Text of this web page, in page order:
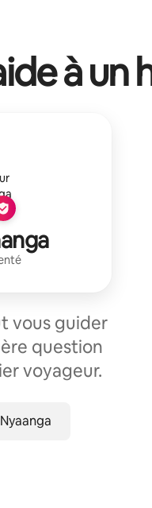
à un
vous guider
question
voyageur.